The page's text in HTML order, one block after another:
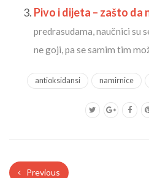
Pivo i dijeta – zašto da
predrasudama, naučnici su
ne goji, pa se samim tim
antioksidansi namirnice
Previous